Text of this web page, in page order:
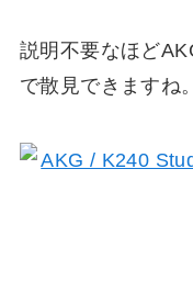
説明不要なほど
で散見できますね。